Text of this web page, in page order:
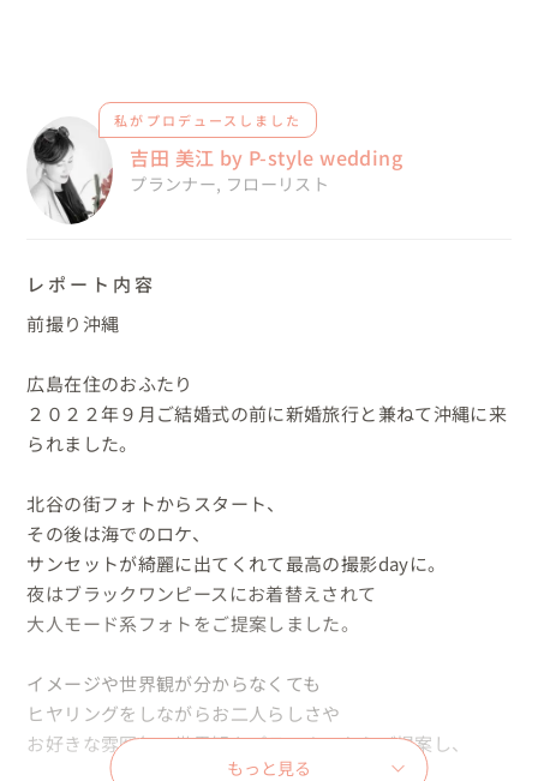
私がプロデュースしました
吉田 美江 by P-style wedding
プランナー, フローリスト
レポート内容
前撮り沖縄
広島在住のおふたり
２０２２年９月ご結婚式の前に新婚旅行と兼ねて沖縄に来
られました。
北谷の街フォトからスタート、
その後は海でのロケ、
サンセットが綺麗に出てくれて最高の撮影dayに。
夜はブラックワンピースにお着替えされて
大人モード系フォトをご提案しました。
イメージや世界観が分からなくても
ヒヤリングをしながらお二人らしさや
お好きな雰囲気・世界観をプランナーからご提案し、
もっと見る